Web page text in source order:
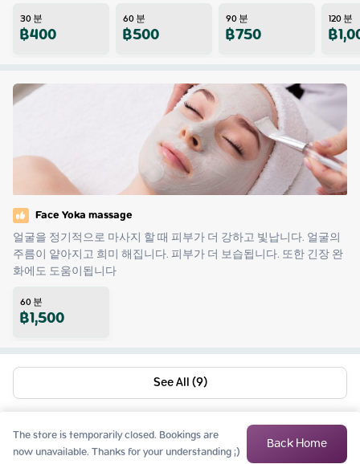
30분
฿400 60분
฿500 90분
฿750 120분
฿
Face Yoka massage
얼굴을 정기적으로 마사지 할 때 피부가 더 강하고 빛납니다. 얼굴의
주름이 얕아지고 희미 해집니다. 피부가 더 보습됩니다. 또한 긴장 완
화에도 도움이됩니다
60분
฿1,500
See All (9)
The store is temporarily closed. Bookings are
now unavailable. Thanks for your understanding ;) Back Home